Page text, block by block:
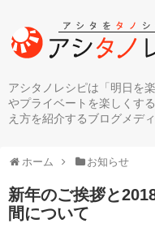
アシタノレシピは「明日を
やプライベートを楽しくす
え方を紹介するブログメディ
ホーム お知らせ
新年のご挨拶と
間について